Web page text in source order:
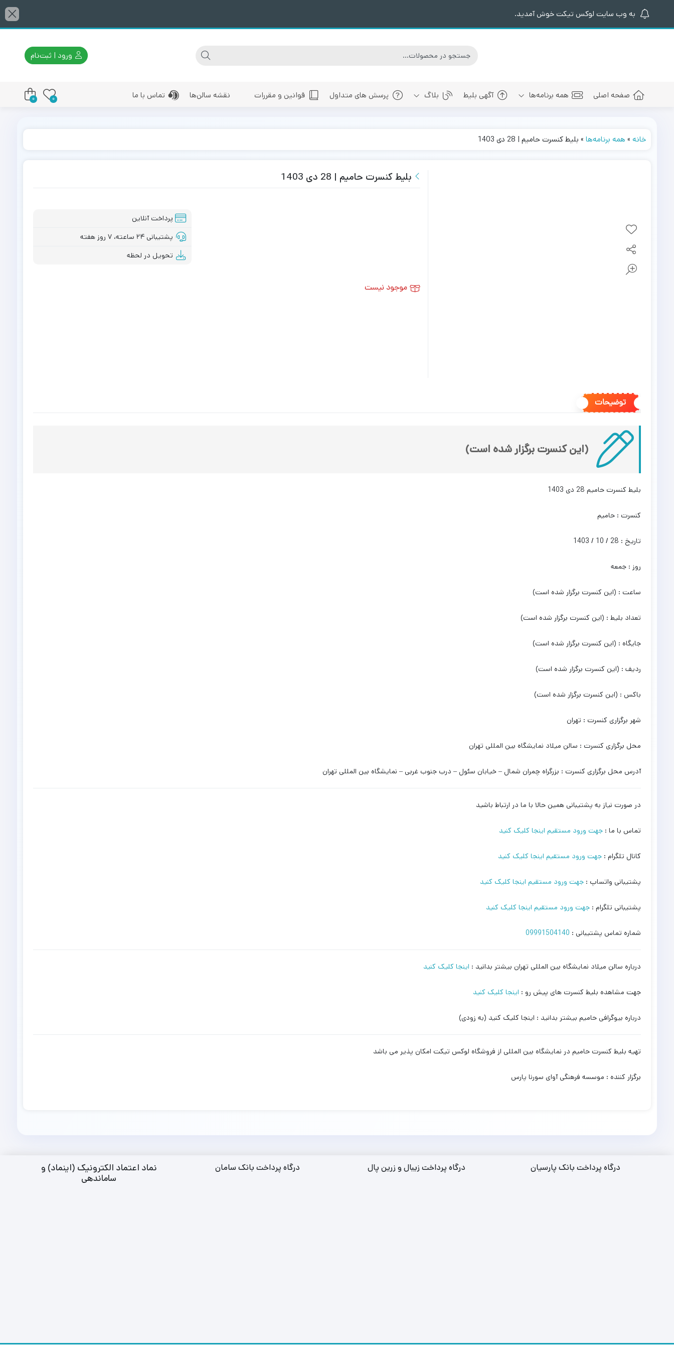
به وب سایت لوکس تیکت خوش آمدید.
ورود | ثبت‌نام
صفحه اصلی همه برنامه‌ها
بلیط کنسرت های پیش رو شیراز
آگهی بلیط بلاگ پرسش های متداول قوانین و مقررات نقشه سالن‌ها تماس با ما 0
0
خانه» همه برنامه‌ها» بلیط کنسرت حامیم | 28 دی 1403
بلیط کنسرت حامیم | 28 دی 1403
پرداخت آنلاین
پشتیبانی ۲۴ ساعته، ۷ روز هفته
تحویل در لحظه
موجود نیست
توضیحات
(این کنسرت برگزار شده است)
بلیط کنسرت حامیم 28 دی 1403
کنسرت : حامیم
تاریخ : 28 / 10 / 1403
روز : جمعه
ساعت : (این کنسرت برگزار شده است)
تعداد بلیط : (این کنسرت برگزار شده است)
جایگاه : (این کنسرت برگزار شده است)
ردیف : (این کنسرت برگزار شده است)
باکس : (این کنسرت برگزار شده است)
شهر برگزاری کنسرت : تهران
محل برگزاری کنسرت : سالن میلاد نمایشگاه بین المللی تهران
آدرس محل برگزاری کنسرت : بزرگراه چمران شمال – خیابان سئول – درب جنوب غربی – نمایشگاه بین المللی تهران
در صورت نیاز به پشتیبانی همین حالا با ما در ارتباط باشید
تماس با ما : جهت ورود مستقیم اینجا کلیک کنید
کانال تلگرام : جهت ورود مستقیم اینجا کلیک کنید
پشتیبانی واتساپ : جهت ورود مستقیم اینجا کلیک کنید
پشتیبانی تلگرام : جهت ورود مستقیم اینجا کلیک کنید
شماره تماس پشتیبانی : 09991504140
درباره سالن میلاد نمایشگاه بین المللی تهران بیشتر بدانید : اینجا کلیک کنید
جهت مشاهده بلیط کنسرت های پیش رو : اینجا کلیک کنید
درباره بیوگرافی حامیم بیشتر بدانید : اینجا کلیک کنید (به زودی)
تهیه بلیط کنسرت حامیم در نمایشگاه بین المللی از فروشگاه لوکس تیکت امکان پذیر می باشد
برگزار کننده : موسسه فرهنگی آوای سورنا پارس
درگاه پرداخت بانک پارسیان درگاه پرداخت زیبال و زرین پال درگاه پرداخت بانک سامان
نماد اعتماد الکترونیک (اینماد) و
ساماندهی